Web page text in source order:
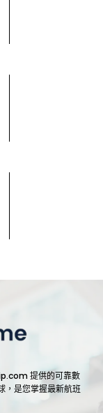
提供的可靠數
，是您掌握最新航班